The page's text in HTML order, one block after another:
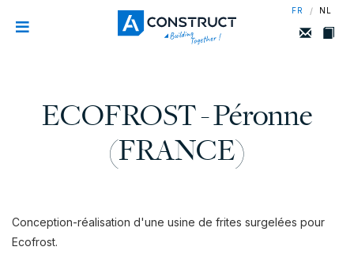
NL
/
FR
ECOFROST - Péronne
(FRANCE)
Conception-réalisation d'une usine de frites surgelées pour
Ecofrost.